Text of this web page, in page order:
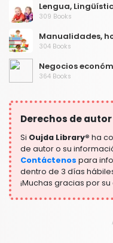
Lengua,
309 Books
Manualidades,
304 Books
Negocios
364 Books
Preparación para
304 Books
Derechos de autor
Si Oujda Library® ha
de autor o su
Contáctenos para
dentro de 3 días
¡Muchas gracias por